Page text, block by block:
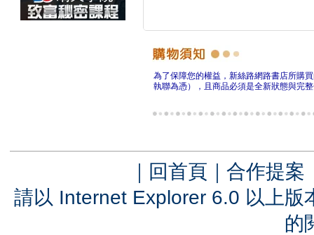
為了保障您的權益，新絲路網路書店所購
執聯為憑），且商品必須是全新狀態與完
｜ 回首頁 ｜ 合作提案
請以 Internet Explorer 6.0 以上
的